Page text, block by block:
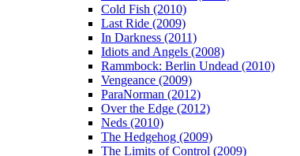
Cold Fish (2010)
Last Ride (2009)
In Darkness (2011)
Idiots and Angels (2008)
Rammbock: Berlin Undead (2010)
Vengeance (2009)
ParaNorman (2012)
Over the Edge (2012)
Neds (2010)
The Hedgehog (2009)
The Limits of Control (2009)